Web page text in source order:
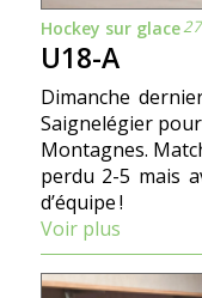
Hockey sur glace
U18-A
Dimanche
Saignelégier
Montagnes.
perdu 2-5 mais
d’équipe !
Voir plus